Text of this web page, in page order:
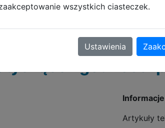
zgodności
Artykuły
wszystkich ciasteczek.
Ustawienia